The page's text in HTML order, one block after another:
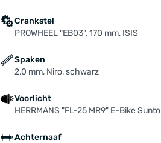
Crankstel
PROWHEEL "EB03", 170 mm, ISIS
Spaken
2,0 mm, Niro, schwarz
Voorlicht
HERRMANS "FL-25 MR9" E-Bike
Achternaaf